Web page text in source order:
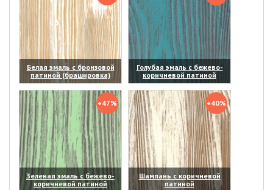
Белая эмаль с бронзовой
патиной (брашировка)
(увеличить)
Голубая эмаль с бежево-
коричневой патиной
(увеличить)
+47%
Зеленая эмаль с бежево-
коричневой патиной
+40%
Шампань с коричневой
патиной